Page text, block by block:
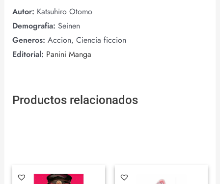
Autor: Katsuhiro Otomo
Demografia: Seinen
Generos: Accion, Ciencia ficcion
Editorial: Panini Manga
Productos relacionados